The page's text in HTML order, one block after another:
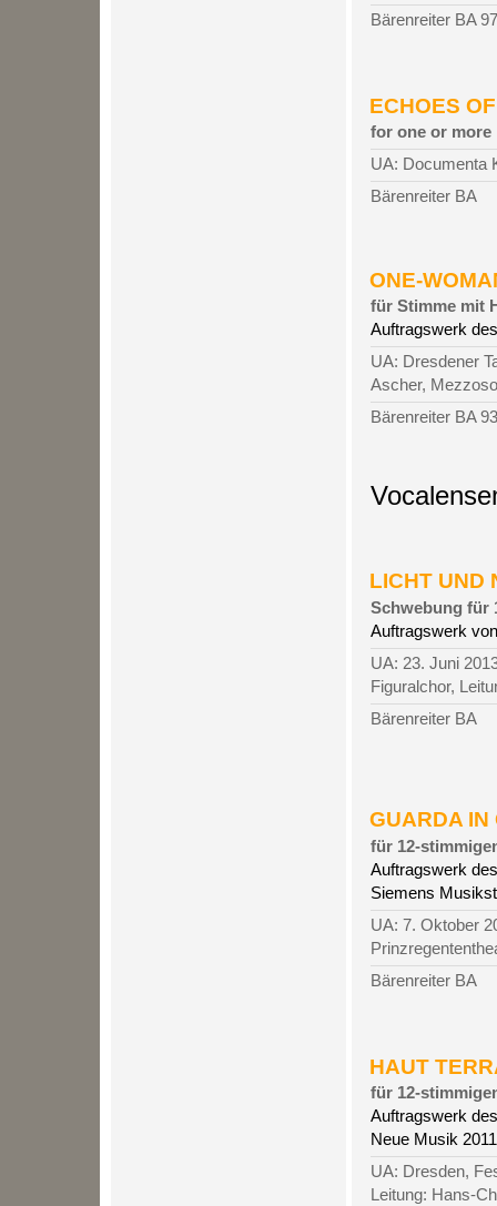
Bärenreiter BA
ECHOES
for one or more
UA: Documenta
Bärenreiter BA
ONE-
für Stimme mit
Auftragswerk
UA: Dresdener
Ascher,
Bärenreiter BA
LICHT UND
Schwebung für
Auftragswerk
UA: 23. Juni
Figuralchor,
Bärenreiter BA
GUARDA IN
für 12-
Auftragswerk
Siemens
UA: 7. Oktober
Bärenreiter BA
HAUT
für 12-
Auftragswerk
Neue Musik 2011
UA: Dresden,
Leitung: Hans-